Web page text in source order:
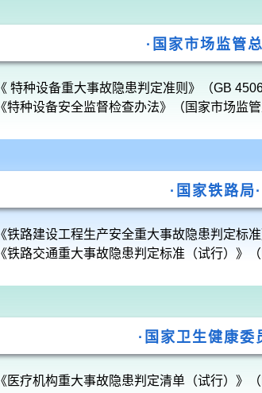
·国家市场监管
《 特种设备重大事故隐患判定准则》（GB
《特种设备安全监督检查办法》（国家市场监管
·国家铁路局·
《铁路建设工程生产安全重大事故隐患判定标
《铁路交通重大事故隐患判定标准（试行）》
·国家卫生健康委
《医疗机构重大事故隐患判定清单（试行）》